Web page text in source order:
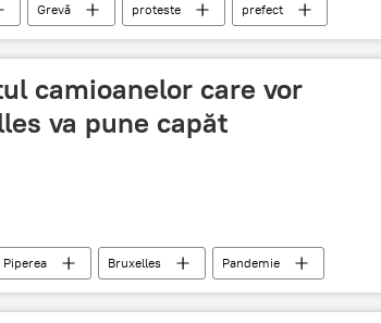
Grevă proteste prefect
camioanelor care vor
va pune capăt
Bruxelles Pandemie